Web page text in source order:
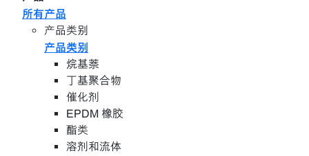
所有产品
产品类别
产品类别
烷基萘
丁基聚合物
催化剂
EPDM 橡胶
酯类
溶剂和流体